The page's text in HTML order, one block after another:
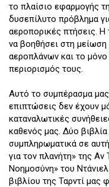
το πλαίσιο εφαρμογής
δυσεπίλυτο πρόβλημα
αεροπορικές πτήσεις. Η
να βοηθήσει στη
αεροπλάνων και το μόνο
περιορισμός τους.
Αυτό το συμπέρασμα μας
επιπτώσεις δεν έχουν
καταναλωτικές
καθενός μας. Δύο
συμπληρωματικά σε
για τον πλανήτη» της Αν
Νοημοσύνη» του
βιβλίου της Ταρντί μας